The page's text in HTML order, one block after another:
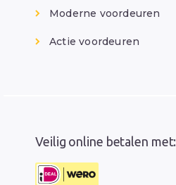
Moderne voordeuren
Actie voordeuren
Veilig online betalen met: